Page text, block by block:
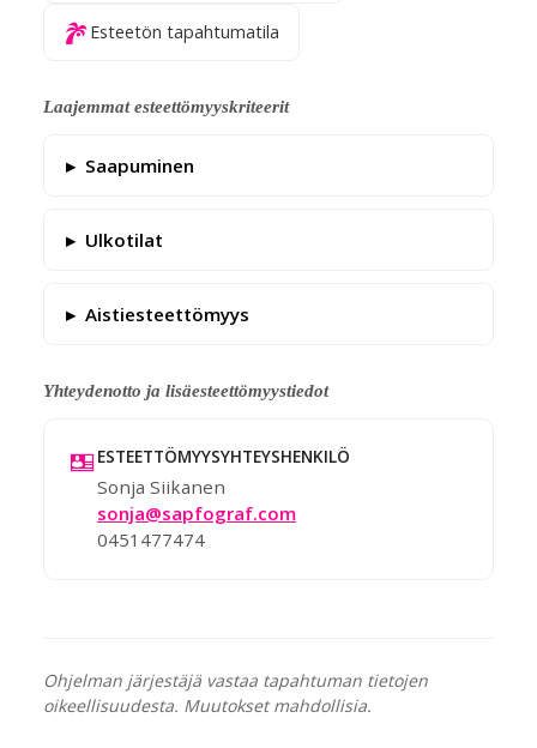
Esteetön tapahtumatila
Laajemmat esteettömyyskriteerit
Saapuminen
Ulkotilat
Aistiesteettömyys
Yhteydenotto ja lisäesteettömyystiedot
ESTEETTÖMYYSYHTEYSHENKILÖ
Sonja Siikanen
sonja@sapfograf.com
0451477474
Ohjelman järjestäjä vastaa tapahtuman tietojen
oikeellisuudesta. Muutokset mahdollisia.